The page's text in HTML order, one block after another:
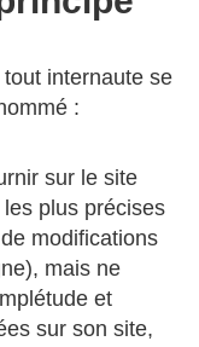
internaute se
:
sur le site
plus précises
modifications
mais ne
et
sur son site,